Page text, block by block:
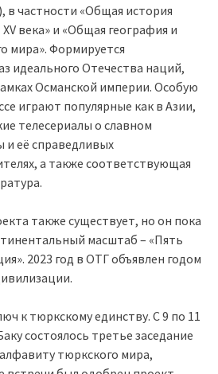
в частности «Общая история
века» и «Общая география и
мира». Формируется
идеального Отечества наций,
Османской империи. Особую
играют популярные как в Азии,
телесериалы о славном
её справедливых
а также соответствующая
также существует, но он пока
масштаб – «Пять
2023 год в ОТГ объявлен годом
к тюркскому единству. С 9 по 11
состоялось третье заседание
тюркского мира,